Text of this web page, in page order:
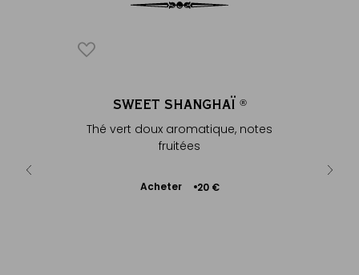
SWEET SHANGHAÏ ®
Thé vert doux aromatique, notes
fruitées
Acheter 20 €
Ajouter